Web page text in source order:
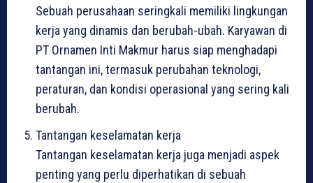
Sebuah perusahaan seringkali memiliki lingkungan
kerja yang dinamis dan berubah-ubah. Karyawan di
PT Ornamen Inti Makmur harus siap menghadapi
tantangan ini, termasuk perubahan teknologi,
peraturan, dan kondisi operasional yang sering kali
berubah.
Tantangan keselamatan kerja
Tantangan keselamatan kerja juga menjadi aspek
penting yang perlu diperhatikan di sebuah